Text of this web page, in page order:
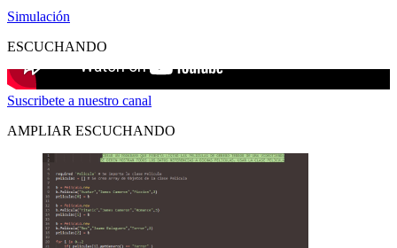
Simulación
ESCUCHANDO
Suscribete a nuestro canal
AMPLIAR ESCUCHANDO